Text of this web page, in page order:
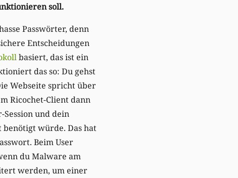
soll.
Passwörter, denn
Entscheidungen
basiert, das ist ein
das so: Du gehst
Webseite spricht über
Ricochet-Client dann
Session und dein
würde. Das hat
Beim User
du Malware am
werden, um einer